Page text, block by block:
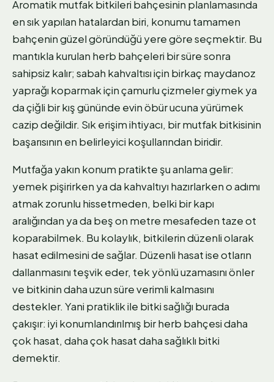
Aromatik mutfak bitkileri bahçesinin planlamasında
en sık yapılan hatalardan biri, konumu tamamen
bahçenin güzel göründüğü yere göre seçmektir. Bu
mantıkla kurulan herb bahçeleri bir süre sonra
sahipsiz kalır; sabah kahvaltısı için birkaç maydanoz
yaprağı koparmak için çamurlu çizmeler giymek ya
da çiğli bir kış gününde evin öbür ucuna yürümek
cazip değildir. Sık erişim ihtiyacı, bir mutfak bitkisinin
başarısının en belirleyici koşullarından biridir.
Mutfağa yakın konum pratikte şu anlama gelir:
yemek pişirirken ya da kahvaltıyı hazırlarken o adımı
atmak zorunlu hissetmeden, belki bir kapı
aralığından ya da beş on metre mesafeden taze ot
koparabilmek. Bu kolaylık, bitkilerin düzenli olarak
hasat edilmesini de sağlar. Düzenli hasat ise otların
dallanmasını teşvik eder, tek yönlü uzamasını önler
ve bitkinin daha uzun süre verimli kalmasını
destekler. Yani pratiklik ile bitki sağlığı burada
çakışır: iyi konumlandırılmış bir herb bahçesi daha
çok hasat, daha çok hasat daha sağlıklı bitki
demektir.